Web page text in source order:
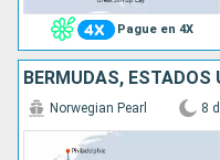
Pague en 4X
BERMUDAS, ESTADOS
Norwegian Pearl 8 d